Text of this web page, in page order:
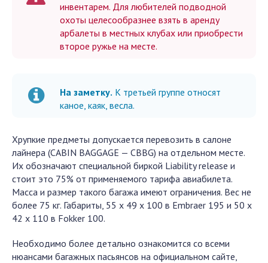
инвентарем. Для любителей подводной
охоты целесообразнее взять в аренду
арбалеты в местных клубах или приобрести
второе ружье на месте.
На заметку. К третьей группе относят
каное, каяк, весла.
Хрупкие предметы допускается перевозить в салоне
лайнера (CABIN BAGGAGE — CBBG) на отдельном месте.
Их обозначают специальной биркой Liability release и
стоит это 75% от применяемого тарифа авиабилета.
Масса и размер такого багажа имеют ограничения. Вес не
более 75 кг. Габариты, 55 x 49 x 100 в Embraer 195 и 50 x
42 x 110 в Fokker 100.
Необходимо более детально ознакомится со всеми
нюансами багажных пасьянсов на официальном сайте,